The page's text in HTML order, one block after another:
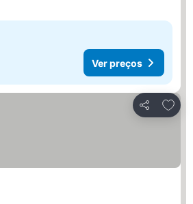
Ver preços
Partilhar